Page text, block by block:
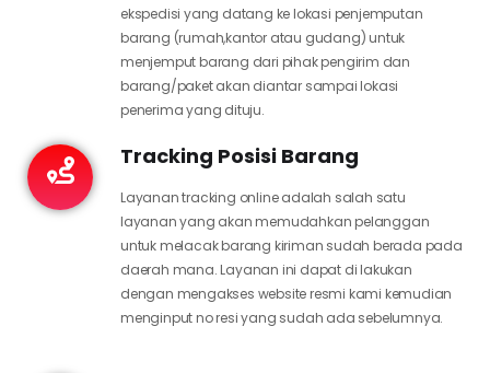
ekspedisi yang datang ke lokasi penjemputan
barang (rumah,kantor atau gudang) untuk
menjemput barang dari pihak pengirim dan
barang/paket akan diantar sampai lokasi
penerima yang dituju.
Tracking Posisi Barang
Layanan tracking online adalah salah satu
layanan yang akan memudahkan pelanggan
untuk melacak barang kiriman sudah berada pada
daerah mana. Layanan ini dapat di lakukan
dengan mengakses website resmi kami kemudian
menginput no resi yang sudah ada sebelumnya.